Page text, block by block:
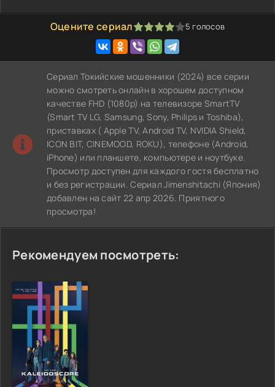
Оцените сериал
1 2 3 4 5 5 голосов
Сериал Токийские мошенники (2024) все серии
можно смотреть онлайн в хорошем доступном
качестве FHD (1080p) на телевизоре SmartTV
(Smart TV LG, Samsung, Sony, Philips и Toshiba),
приставках ( Apple TV, Android TV, NVIDIA Shield,
ICON BIT, CINEMOOD, ROKU), телефоне (Android,
iPhone) или планшете, компьютере и ноутбуке.
Просмотр доступен для каждого гостя бесплатно
и без регистрации. Сериал Jimenshitachi (Япония)
добавлен на сайт 22 апр 2026. Приятного
просмотра!
Рекомендуем посмотреть: